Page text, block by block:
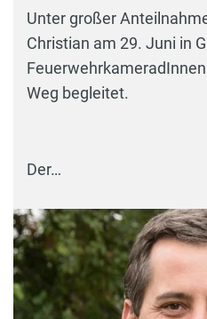
Unter großer
Christian am 29. Juni in
Weg begleitet.
Der…